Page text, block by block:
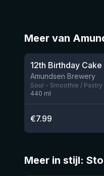
Meer van
★3.87
Amundsen Brewery
Sour - Smoothie / Pastry
440 ml
€7.99
Meer in stijl:
★4.24